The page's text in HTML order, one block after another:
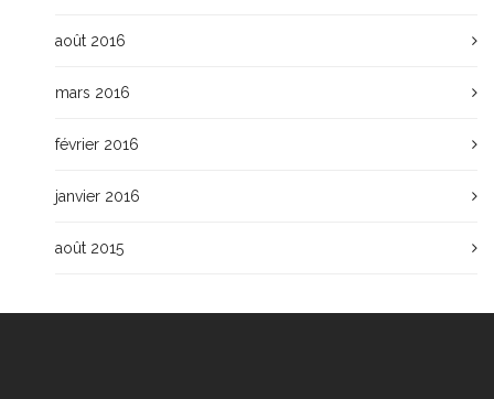
août 2016
mars 2016
février 2016
janvier 2016
août 2015